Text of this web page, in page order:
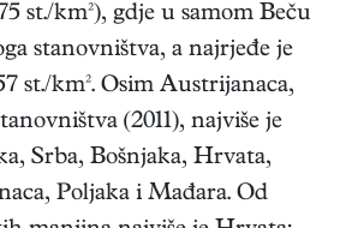
st./km²), gdje u samom Beču
stanovništva, a najrjeđe je
st./km². Osim Austrijanaca,
(2011), najviše je
Srba, Bošnjaka, Hrvata,
Poljaka i Mađara. Od